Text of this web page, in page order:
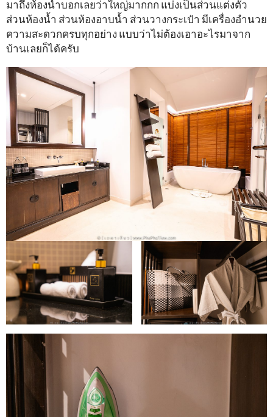
มาถึงห้องน้ำบอกเลยว่าใหญ่มากกก แบ่งเป็นส่วนแต่งตัว
ส่วนห้องน้ำ ส่วนห้องอาบน้ำ ส่วนวางกระเป๋า มีเครื่องอำนวย
ความสะดวกครบทุกอย่าง แบบว่าไม่ต้องเอาอะไรมาจาก
บ้านเลยก็ได้ครับ